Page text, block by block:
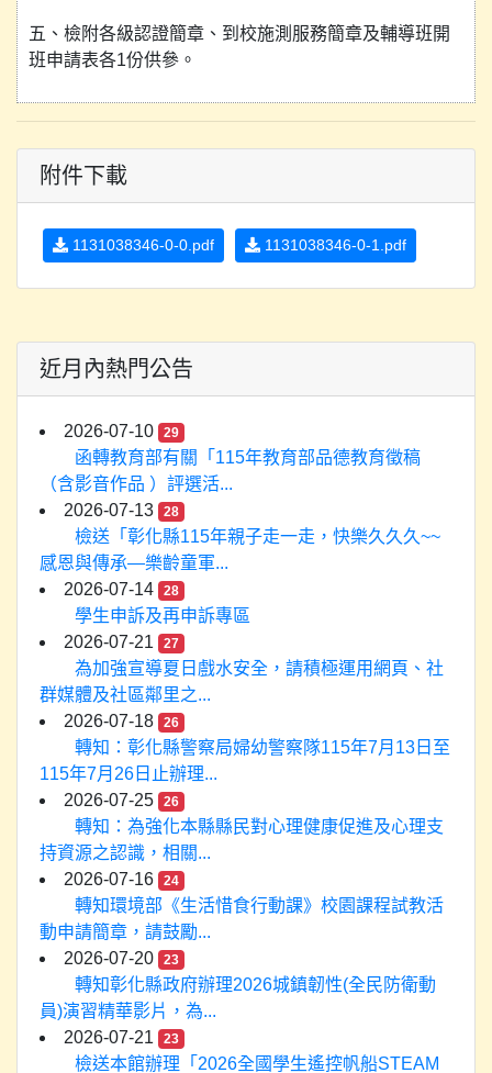
五、檢附各級認證簡章、到校施測服務簡章及輔導班開
班申請表各1份供參。
附件下載
1131038346-0-0.pdf 1131038346-0-1.pdf
近月內熱門公告
2026-07-10 29
函轉教育部有關「115年教育部品德教育徵稿
（含影音作品 ）評選活...
2026-07-13
28
檢送「彰化縣115年親子走一走，快樂久久久~~
感恩與傳承—樂齡童軍...
2026-07-14
28
學生申訴及再申訴專區
2026-07-21
27
為加強宣導夏日戲水安全，請積極運用網頁、社
群媒體及社區鄰里之...
2026-07-18
26
轉知：彰化縣警察局婦幼警察隊115年7月13日至
115年7月26日止辦理...
2026-07-25
26
轉知：為強化本縣縣民對心理健康促進及心理支
持資源之認識，相關...
2026-07-16
24
轉知環境部《生活惜食行動課》校園課程試教活
動申請簡章，請鼓勵...
2026-07-20
23
轉知彰化縣政府辦理2026城鎮韌性(全民防衛動
員)演習精華影片，為...
2026-07-21
23
檢送本館辦理「2026全國學生遙控帆船STEAM